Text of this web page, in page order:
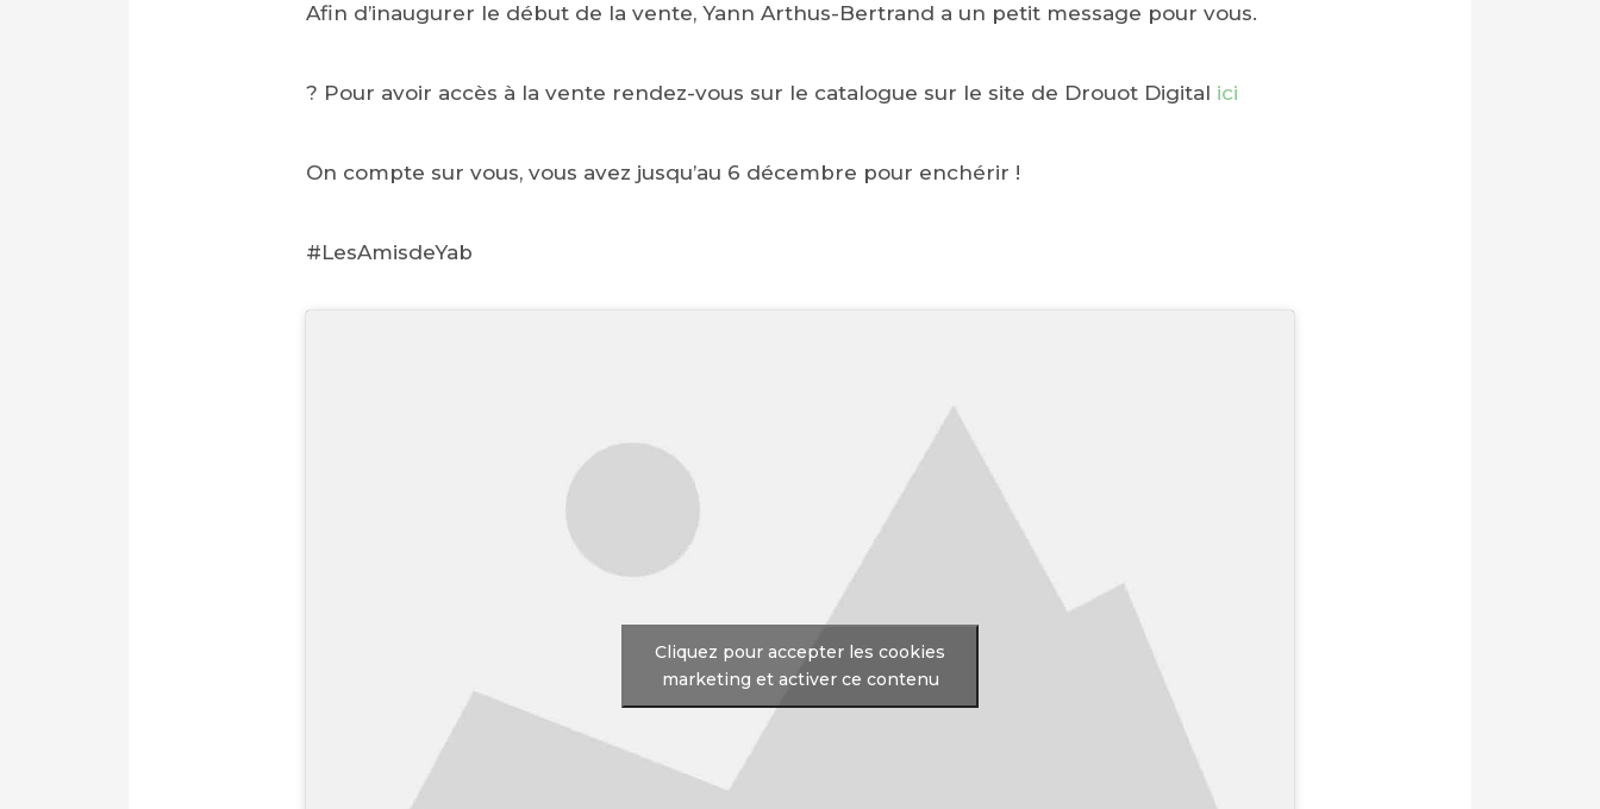
Afin d’inaugurer le début de la vente, Yann Arthus-Bertrand a un petit message pour vous.
? Pour avoir accès à la vente rendez-vous sur le catalogue sur le site de Drouot Digital ici
On compte sur vous, vous avez jusqu’au 6 décembre pour enchérir !
#LesAmisdeYab
Cliquez pour accepter les cookies
marketing et activer ce contenu